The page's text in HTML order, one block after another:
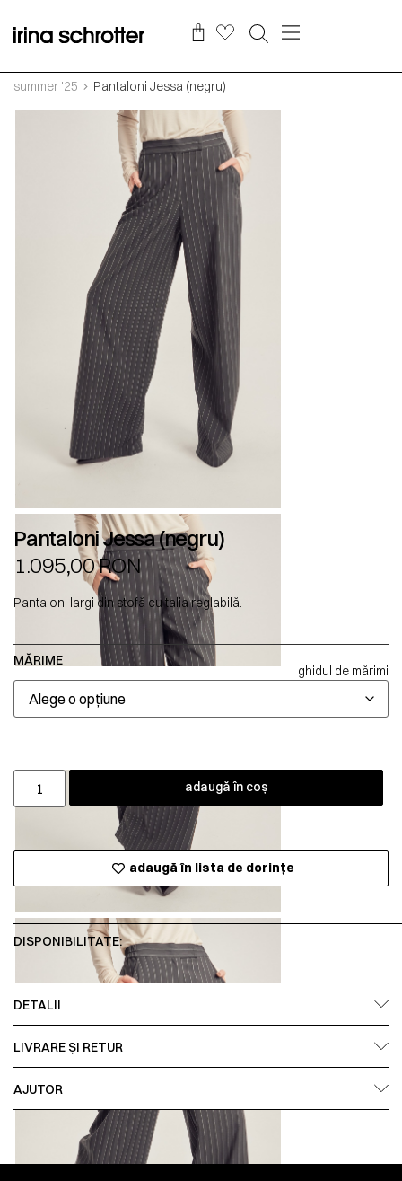
summer '25 Pantaloni Jessa (negru)
Pantaloni Jessa (negru)
1.095,00RON
Pantaloni largi din stofă cu talia reglabilă.
MĂRIME
ghidul de mărimi
adaugă în coș
adaugă în lista de dorințe
DISPONIBILITATE:
DETALII
LIVRARE ȘI RETUR
AJUTOR